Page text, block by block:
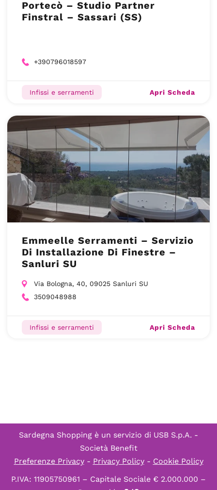
Portecò – Studio Partner
Finstral – Sassari (SS)
+390796018597
Infissi e serramenti Apri Scheda
Emmeelle Serramenti – Servizio
Di Installazione Di Finestre –
Sanluri SU
Via Bologna, 40, 09025 Sanluri SU
3509048988
Infissi e serramenti Apri Scheda
Sardegna Shopping è un servizio di USB S.p.A. -
Società Benefit
Preferenze Privacy- Privacy Policy- Cookie Policy
P.IVA: 11905750961 – Capitale Sociale € 2.000.000 –